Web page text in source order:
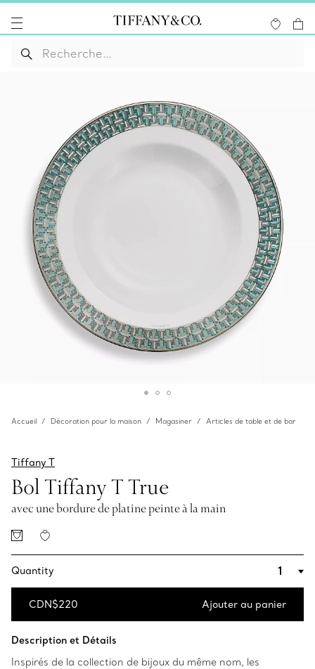
Accueil Décoration pour la maison Magasiner Articles de table et de bar
Tiffany T
Bol Tiffany T True
avec une bordure de platine peinte à la main
Quantity
CDN$220 Ajouter au panier
Description et Détails
Inspirés de la collection de bijoux du même nom, les